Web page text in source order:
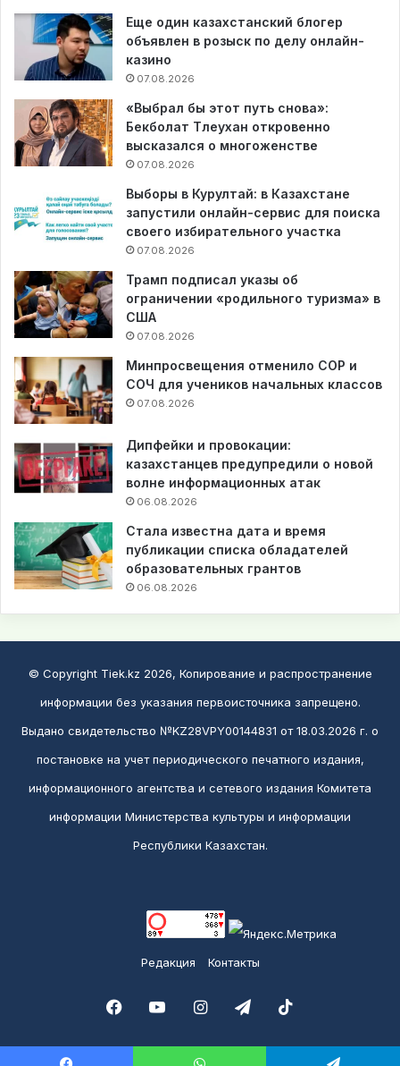
Еще один казахстанский блогер
объявлен в розыск по делу онлайн-
казино
07.08.2026
«Выбрал бы этот путь снова»:
Бекболат Тлеухан откровенно
высказался о многоженстве
07.08.2026
Выборы в Курултай: в Казахстане
запустили онлайн-сервис для поиска
своего избирательного участка
07.08.2026
Трамп подписал указы об
ограничении «родильного туризма» в
США
07.08.2026
Минпросвещения отменило СОР и
СОЧ для учеников начальных классов
07.08.2026
Дипфейки и провокации:
казахстанцев предупредили о новой
волне информационных атак
06.08.2026
Стала известна дата и время
публикации списка обладателей
образовательных грантов
06.08.2026
© Copyright Tiek.kz 2026, Копирование и распространение
информации без указания первоисточника запрещено.
Выдано свидетельство №KZ28VPY00144831 от 18.03.2026 г. о
постановке на учет периодического печатного издания,
информационного агентства и сетевого издания Комитета
информации Министерства культуры и информации
Республики Казахстан.
Редакция Контакты
FacebookYouTubeInstagramTelegram